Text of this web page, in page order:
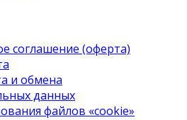
соглашение (оферта)
и обмена
данных
файлов «cookie»